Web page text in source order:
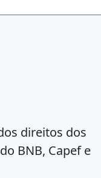
direitos dos
BNB, Capef e